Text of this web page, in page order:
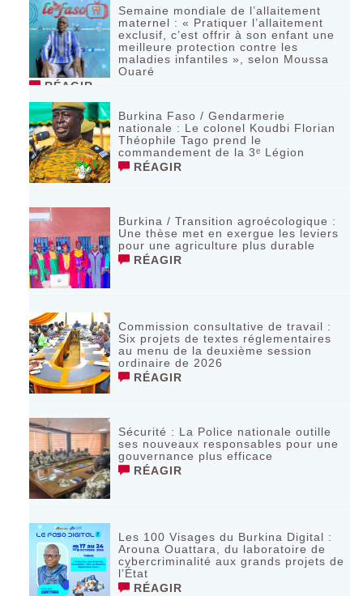
Semaine mondiale de l’allaitement
maternel : « Pratiquer l’allaitement
exclusif, c’est offrir à son enfant une
meilleure protection contre les
maladies infantiles », selon Moussa
Ouaré
RÉAGIR
Burkina Faso / Gendarmerie
nationale : Le colonel Koudbi Florian
Théophile Tago prend le
commandement de la 3ᵉ Légion
RÉAGIR
Burkina / Transition agroécologique :
Une thèse met en exergue les leviers
pour une agriculture plus durable
RÉAGIR
Commission consultative de travail :
Six projets de textes réglementaires
au menu de la deuxième session
ordinaire de 2026
RÉAGIR
Sécurité : La Police nationale outille
ses nouveaux responsables pour une
gouvernance plus efficace
RÉAGIR
Les 100 Visages du Burkina Digital :
Arouna Ouattara, du laboratoire de
cybercriminalité aux grands projets de
l’État
RÉAGIR